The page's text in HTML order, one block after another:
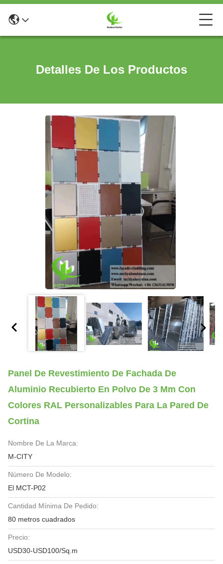
Detalles De Los Productos
Panel De Revestimiento De Fachada De
Aluminio Recubierto En Polvo De 3 Mm Con
Colores RAL Personalizables Para La Pared De
Cortina
Nombre De La Marca:
M-CITY
Número De Modelo:
El MCT-P02
Cantidad Mínima De Pedido:
80 metros cuadrados
Precio:
USD30-USD100/Sq.m